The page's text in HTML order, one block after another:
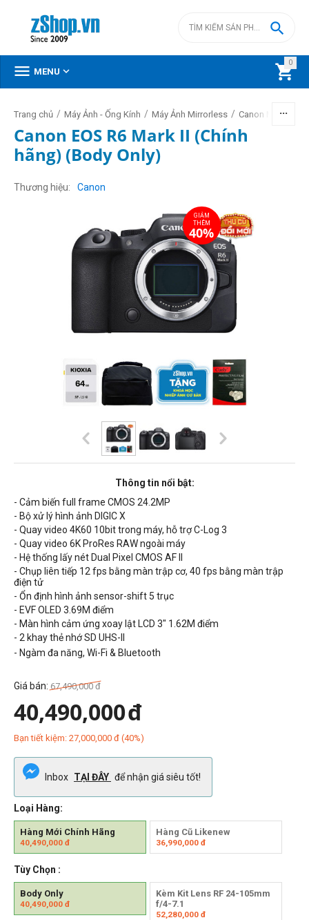
0


 MENU 
Trang chủ / Máy Ảnh - Ống Kính / Máy Ảnh Mirrorless / Canon Mirrorless
Canon EOS R6 Mark II (Chính
hãng) (Body Only)
Thương hiệu Canon
Thông tin nổi bật:
- Cảm biến full frame CMOS 24.2MP
- Bộ xử lý hình ảnh DIGIC X
- Quay video 4K60 10bit trong máy, hỗ trợ C-Log 3
- Quay video 6K ProRes RAW ngoài máy
- Hệ thống lấy nét Dual Pixel CMOS AF II
- Chụp liên tiếp 12 fps bằng màn trập cơ, 40 fps bằng màn trập
điện tử
- Ổn định hình ảnh sensor-shift 5 trục
- EVF OLED 3.69M điểm
- Màn hình cảm ứng xoay lật LCD 3" 1.62M điểm
- 2 khay thẻ nhớ SD UHS-II
- Ngàm đa năng, Wi-Fi & Bluetooth
Giá bán: 67,490,000 đ
40,490,000đ
Bạn tiết kiệm: 27,000,000 đ (40%)
Inbox TẠI ĐÂY để nhận giá siêu tốt!
Loại Hàng:
Hàng Mới Chính Hãng
40,490,000 đ
Hàng Cũ Likenew
36,990,000đ
Tùy Chọn :
Body Only
40,490,000 đ
Kèm Kit Lens RF 24-105mm
f/4-7.1
52,280,000đ